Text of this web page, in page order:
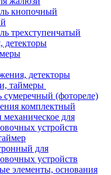
кнопочный
трехступенчатый
детекторы
детекторы
таймеры
сумеречный (фотореле)
комплектный
механическое для
устройств
для
устройств
элементы, основания